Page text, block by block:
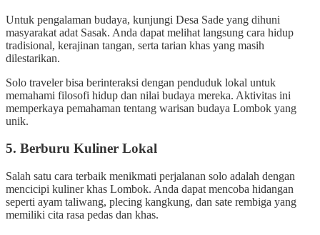
Untuk pengalaman budaya, kunjungi Desa Sade yang dihuni
masyarakat adat Sasak. Anda dapat melihat langsung cara hidup
tradisional, kerajinan tangan, serta tarian khas yang masih
dilestarikan.
Solo traveler bisa berinteraksi dengan penduduk lokal untuk
memahami filosofi hidup dan nilai budaya mereka. Aktivitas ini
memperkaya pemahaman tentang warisan budaya Lombok yang
unik.
5. Berburu Kuliner Lokal
Salah satu cara terbaik menikmati perjalanan solo adalah dengan
mencicipi kuliner khas Lombok. Anda dapat mencoba hidangan
seperti ayam taliwang, plecing kangkung, dan sate rembiga yang
memiliki cita rasa pedas dan khas.